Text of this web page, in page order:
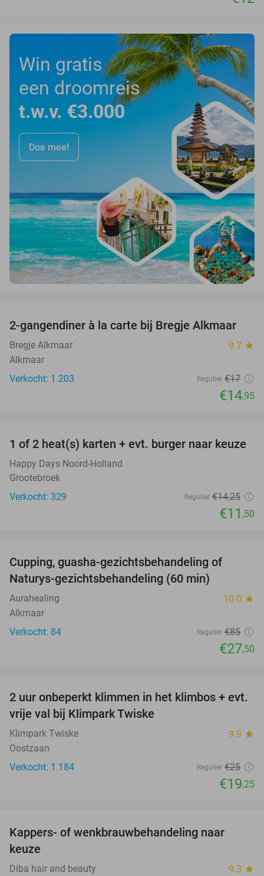
Win gratis
een droomreis
t.w.v. €3.000
Doe mee!
12%
2-gangendiner à la carte bij Bregje Alkmaar
Bregje Alkmaar 9.7 star
Alkmaar
Verkocht: 1.203
Regulier €17
€14,95
19%
1 of 2 heat(s) karten + evt. burger naar keuze
Happy Days Noord-Holland
Grootebroek
Verkocht: 329
Regulier €14,25
€11 ,50
Cupping, guasha-gezichtsbehandeling of
Naturys-gezichtsbehandeling (60 min)
Aurahealing 10.0 star
Alkmaar
Verkocht: 84
Regulier €85
€27,50
23%
2 uur onbeperkt klimmen in het klimbos + evt.
vrije val bij Klimpark Twiske
Klimpark Twiske 9.9 star
Oostzaan
Verkocht: 1.184
Regulier €25
€19,25
Kappers- of wenkbrauwbehandeling naar
keuze
Diba hair and beauty 9.3 star